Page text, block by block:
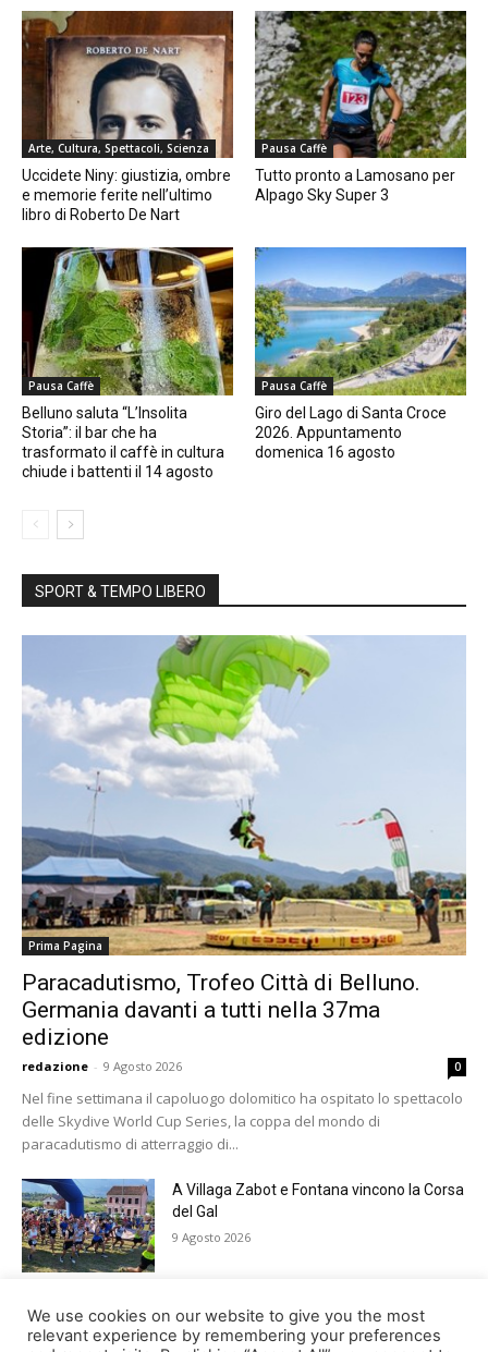
Arte, Cultura, Spettacoli, Scienza
Uccidete Niny: giustizia, ombre
e memorie ferite nell’ultimo
libro di Roberto De Nart
Pausa Caffè
Tutto pronto a Lamosano per
Alpago Sky Super 3
Pausa Caffè
Belluno saluta “L’Insolita
Storia”: il bar che ha
trasformato il caffè in cultura
chiude i battenti il 14 agosto
Pausa Caffè
Giro del Lago di Santa Croce
2026. Appuntamento
domenica 16 agosto
SPORT & TEMPO LIBERO
Prima Pagina
Paracadutismo, Trofeo Città di Belluno.
Germania davanti a tutti nella 37ma
edizione
redazione - 9 Agosto 2026 0
Nel fine settimana il capoluogo dolomitico ha ospitato lo spettacolo
delle Skydive World Cup Series, la coppa del mondo di
paracadutismo di atterraggio di...
A Villaga Zabot e Fontana vincono la Corsa
del Gal
9 Agosto 2026
Come i possessori di criptovalute possono
utilizzare SHRMiner
We use cookies on our website to give you the most
relevant experience by remembering your preferences